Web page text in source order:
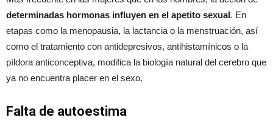
determinadas hormonas influyen en el apetito sexual. En
etapas como la menopausia, la lactancia o la menstruación, así
como el tratamiento con antidepresivos, antihistamínicos o la
píldora anticonceptiva, modifica la biología natural del cerebro que
ya no encuentra placer en el sexo.
Falta de autoestima